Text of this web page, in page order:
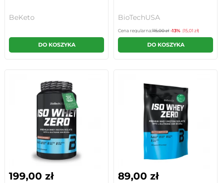
BeKeto
DO KOSZYKA
BioTechUSA
Cena regularna:115,00 zł -13% (15,01 zł)
DO KOSZYKA
199,00 zł 89,00 zł